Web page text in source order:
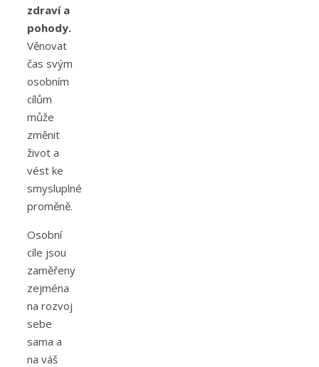
zdraví a
pohody.
Věnovat
čas svým
osobním
cílům
může
změnit
život a
vést ke
smysluplné
proměně.
Osobní
cíle jsou
zaměřeny
zejména
na rozvoj
sebe
sama a
na váš